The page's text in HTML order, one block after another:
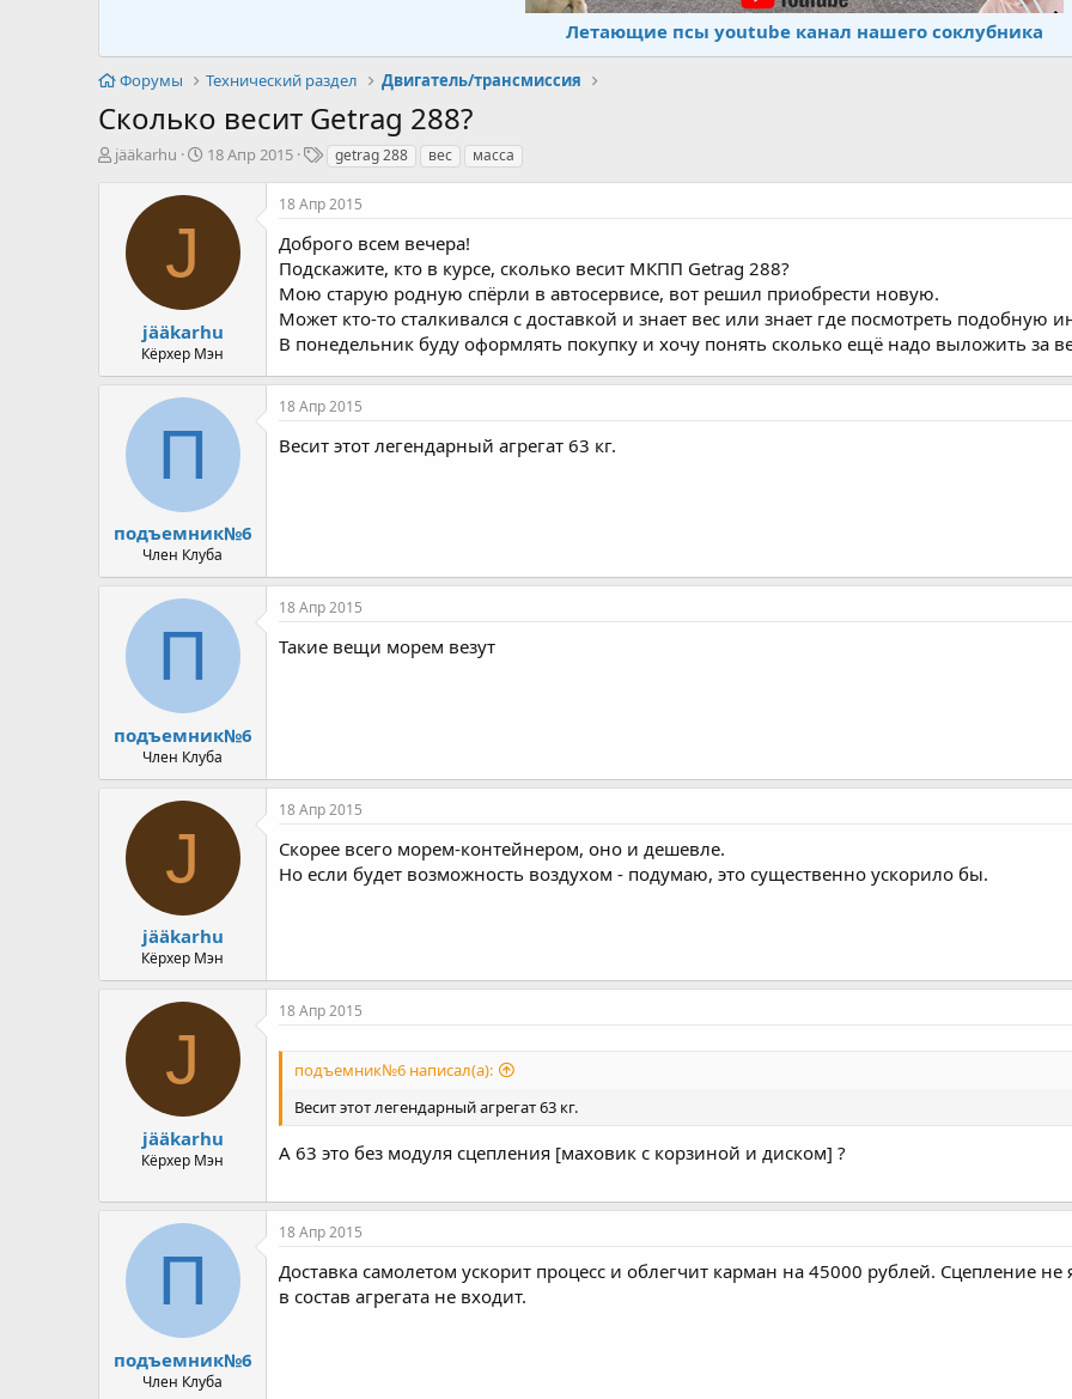
Летающие псы youtube канал нашего соклубника
Форумы Технический раздел Двигатель/трансмиссия
Сколько весит Getrag 288?
А
jääkarhu
Д
т
а
л
а
18 Апр 2015
Т
г
getrag 288 вес масса
J
jääkarhu
Кёрхер Мэн
18 Апр 2015
Доброго всем вечера!
Подскажите, кто в курсе, сколько весит МКПП Getrag 288?
Мою старую родную спёрли в автосервисе, вот решил приобрести новую.
Может кто-то сталкивался с доставкой и знает вес или знает где посмотреть подобную
В понедельник буду оформлять покупку и хочу понять сколько ещё надо выложить за
П
подъемник№6
Член Клуба
18 Апр 2015
Весит этот легендарный агрегат 63 кг.
П
подъемник№6
Член Клуба
18 Апр 2015
Такие вещи морем везут
J
jääkarhu
Кёрхер Мэн
18 Апр 2015
Скорее всего морем-контейнером, оно и дешевле.
Но если будет возможность воздухом - подумаю, это существенно ускорило бы.
J
jääkarhu
Кёрхер Мэн
18 Апр 2015
подъемник№6 написал(а):
Весит этот легендарный агрегат 63 кг.
А 63 это без модуля сцепления [маховик с корзиной и диском] ?
П
подъемник№6
Член Клуба
18 Апр 2015
Доставка самолетом ускорит процесс и облегчит карман на 45000 рублей. Сцепление не
в состав агрегата не входит.